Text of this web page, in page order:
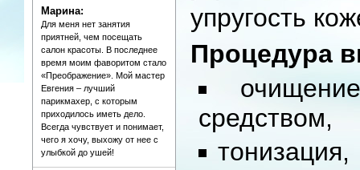
Марина:
Для меня нет занятия
приятней, чем посещать
салон красоты. В последнее
время моим фаворитом стало
«Преображение». Мой мастер
Евгения – лучший
парикмахер, с которым
приходилось иметь дело.
Всегда чувствует и понимает,
чего я хочу, выхожу от нее с
улыбкой до ушей!
упругость
Процедура
средством,
тонизация,